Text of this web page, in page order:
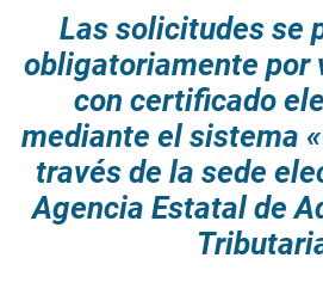
Las solicitudes se
obligatoriamente por
con certificado
mediante el sistema
través de la sede
Agencia Estatal de